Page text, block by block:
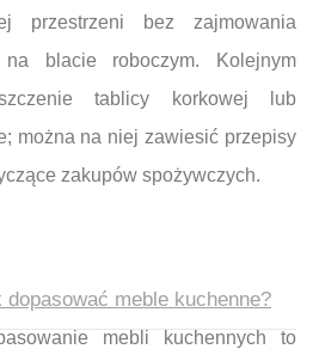
przestrzeni bez zajmowania
na blacie roboczym. Kolejnym
tablicy korkowej lub
można na niej zawiesić przepisy
zakupów spożywczych.
dopasować meble kuchenne?
mebli kuchennych to